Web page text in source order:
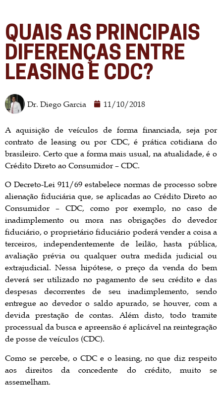
QUAIS AS PRINCIPAIS
DIFERENÇAS ENTRE
LEASING E CDC?
Dr. Diego Garcia 11/10/2018
A aquisição de veículos de forma financiada, seja por
contrato de leasing ou por CDC, é prática cotidiana do
brasileiro. Certo que a forma mais usual, na atualidade, é o
Crédito Direto ao Consumidor – CDC.
O Decreto-Lei 911/69 estabelece normas de processo sobre
alienação fiduciária que, se aplicadas ao Crédito Direto ao
Consumidor – CDC, como por exemplo, no caso de
inadimplemento ou mora nas obrigações do devedor
fiduciário, o proprietário fiduciário poderá vender a coisa a
terceiros, independentemente de leilão, hasta pública,
avaliação prévia ou qualquer outra medida judicial ou
extrajudicial. Nessa hipótese, o preço da venda do bem
deverá ser utilizado no pagamento de seu crédito e das
despesas decorrentes de seu inadimplemento, sendo
entregue ao devedor o saldo apurado, se houver, com a
devida prestação de contas. Além disto, todo tramite
processual da busca e apreensão é aplicável na reintegração
de posse de veículos (CDC).
Como se percebe, o CDC e o leasing, no que diz respeito
aos direitos da concedente do crédito, muito se
assemelham.